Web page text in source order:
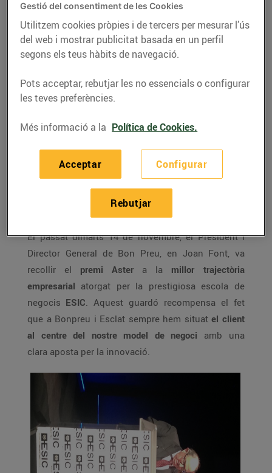
Bon Preu rep el premi
Aster a la millor
trajectòria empresarial
16/de novembre/2017
El passat dimarts 14 de novembre, el President i
Director General de Bon Preu, en Joan Font, va
recollir el premi Aster a la millor trajectòria
empresarial atorgat per la prestigiosa escola de
negocis ESIC. Aquest guardó recompensa el fet
que a Bonpreu i Esclat sempre hem situat el client
al centre del nostre model de negoci amb una
clara aposta per la innovació.
Gestió del consentiment de les Cookies
Utilitzem cookies pròpies i de tercers per mesurar l’ús
del web i mostrar publicitat basada en un perfil
segons els teus hàbits de navegació.
Pots acceptar, rebutjar les no essencials o configurar
les teves preferències.
Més informació a la Política de Cookies.
Configurar
Rebutjar
Acceptar